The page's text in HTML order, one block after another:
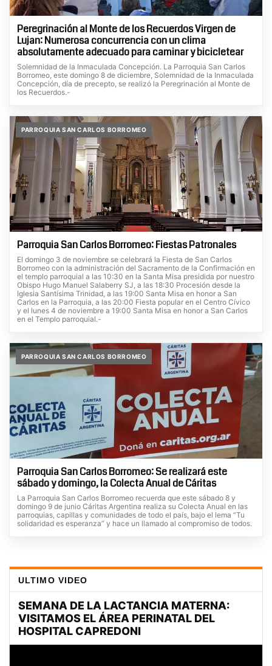
Peregrinación al Monte de los Recuerdos Virgen de
Lujan: Numerosa concurrencia con un clima
absolutamente adecuado para caminar y bicicletear
Solemnidad de la Inmaculada Concepción. La Parroquia San Carlos
Borromeo, este domingo 8 de diciembre, Solemnidad de la Inmaculada
Concepción, día de precepto, se realizó la Peregrinación al Monte de
los Recuerdos.-
PARROQUIA SAN CARLOS BORROMEO
Parroquia San Carlos Borromeo: Fiestas Patronales
El domingo 3 de noviembre se celebrará la Fiesta de San Carlos
Borromeo con la administración del Sacramento de la Confirmación en
el templo parroquial a las 10:30 en la Santa Misa presidida por nuestro
Obispo Hugo Manuel Salaberry SJ, a las 18:30 Procesión desde la
Iglesia Santísima Trinidad, a las 19:00 Santa Misa en honor a San
Carlos en la Parroquia, a las 20:00 Fiesta popular en el Centro Cívico
y el lunes 4 de noviembre a 19:00 Santa Misa en honor a San Carlos
en el Templo parroquial.-
PARROQUIA SAN CARLOS BORROMEO
Parroquia San Carlos Borromeo: Se realizará este
sábado y domingo, la Colecta Anual de Cáritas
La Parroquia San Carlos Borromeo recuerda que este sábado 8 y
domingo 9 de junio Cáritas Argentina realiza su Colecta Anual en las
parroquias, capillas y comunidades de todo el país, bajo el lema “Tu
solidaridad es esperanza” y hace un llamado al compromiso de todos.
ULTIMO VIDEO